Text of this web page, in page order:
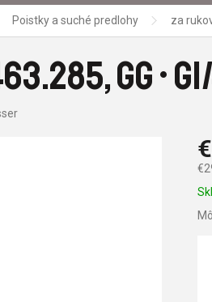
Poistky a suché predlohy za
GG •